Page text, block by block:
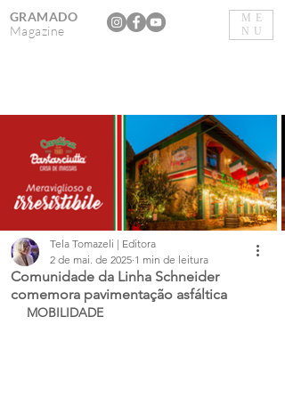
ME
NU
GRAMADO
Magazine
Comunidade da Linha Schneider
comemora pavimentação asfáltica
Tela Tomazeli | Editora
2 de mai. de 2025 1 min de leitura
MOBILIDADE